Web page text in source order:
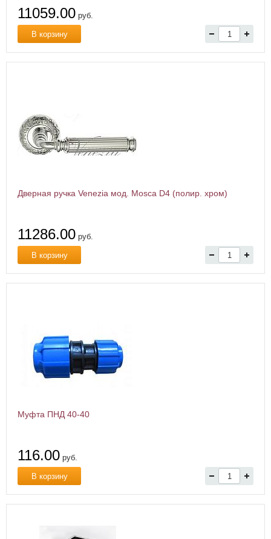
11059.00 руб.
В корзину
Дверная ручка Venezia мод. Mosca D4 (полир. хром)
11286.00 руб.
В корзину
Муфта ПНД 40-40
116.00 руб.
В корзину